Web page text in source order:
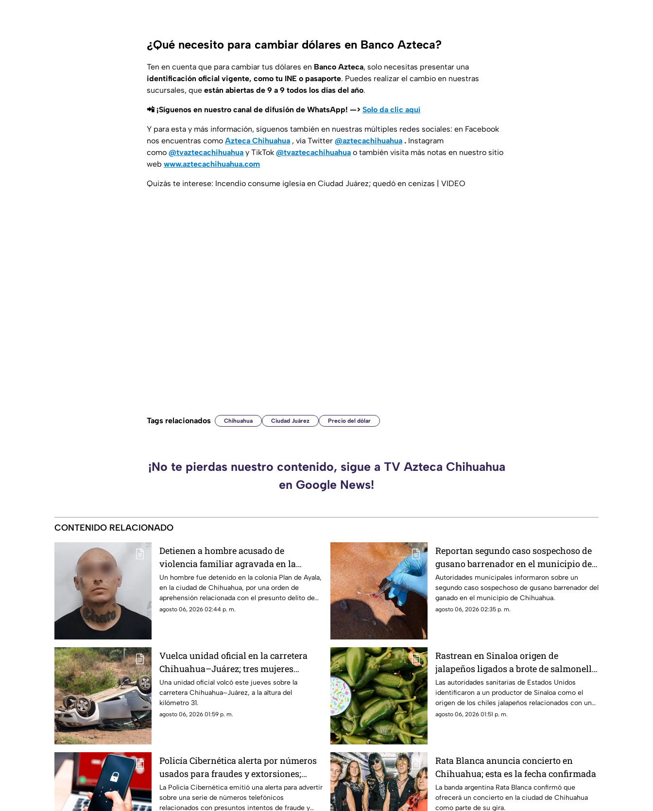
¿Qué necesito para cambiar dólares en Banco Azteca?
Ten en cuenta que para cambiar tus dólares en Banco Azteca, solo necesitas presentar una
identificación oficial vigente, como tu INE o pasaporte. Puedes realizar el cambio en nuestras
sucursales, que están abiertas de 9 a 9 todos los días del año.
📲 ¡Síguenos en nuestro canal de difusión de WhatsApp! —> Solo da clic aquí
Y para esta y más información, síguenos también en nuestras múltiples redes sociales: en Facebook
nos encuentras como Azteca Chihuahua , vía Twitter @aztecachihuahua . Instagram
como @tvaztecachihuahua y TikTok @tvaztecachihuahua o también visita más notas en nuestro sitio
web www.aztecachihuahua.com
Quizás te interese: Incendio consume iglesia en Ciudad Juárez; quedó en cenizas | VIDEO
Tags relacionados Chihuahua Ciudad Juárez Precio del dólar
¡No te pierdas nuestro contenido, sigue a TV Azteca Chihuahua
en Google News!
CONTENIDO RELACIONADO
Detienen a hombre acusado de
violencia familiar agravada en la
ciudad de Chihuahua
Un hombre fue detenido en la colonia Plan de Ayala,
en la ciudad de Chihuahua, por una orden de
aprehensión relacionada con el presunto delito de
violencia familiar agravada en perjuicio de tres
agosto 06, 2026 02:44 p. m.
Reportan segundo caso sospechoso de
gusano barrenador en el municipio de
Chihuahua
Autoridades municipales informaron sobre un
segundo caso sospechoso de gusano barrenador del
ganado en el municipio de Chihuahua.
agosto 06, 2026 02:35 p. m.
Vuelca unidad oficial en la carretera
Chihuahua–Juárez; tres mujeres
resultan lesionadas
Una unidad oficial volcó este jueves sobre la
carretera Chihuahua–Juárez, a la altura del
kilómetro 31.
agosto 06, 2026 01:59 p. m.
Rastrean en Sinaloa origen de
jalapeños ligados a brote de salmonella
en EU; hay 345 casos en 27 estados
Las autoridades sanitarias de Estados Unidos
identificaron a un productor de Sinaloa como el
origen de los chiles jalapeños relacionados con un
brote de salmonella.
agosto 06, 2026 01:51 p. m.
Policía Cibernética alerta por números
usados para fraudes y extorsiones;
estos son los que debes evitar
La Policía Cibernética emitió una alerta para advertir
sobre una serie de números telefónicos
relacionados con presuntos intentos de fraude y
Rata Blanca anuncia concierto en
Chihuahua; esta es la fecha confirmada
La banda argentina Rata Blanca confirmó que
ofrecerá un concierto en la ciudad de Chihuahua
como parte de su gira.